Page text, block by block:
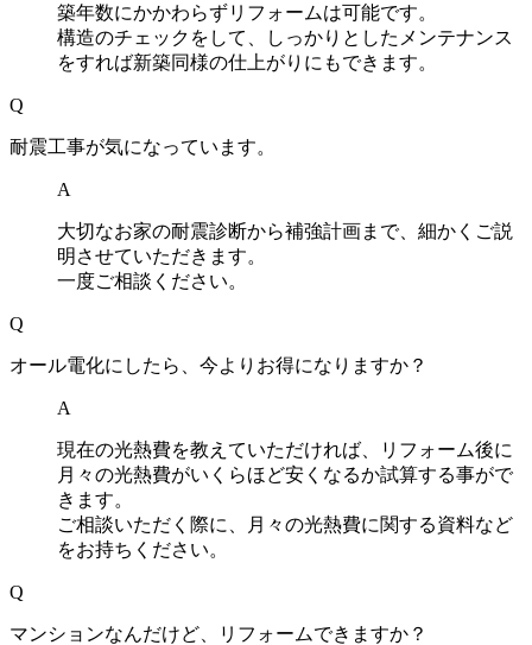
築年数にかかわらずリフォームは可能です。
構造のチェックをして、しっかりとしたメンテナンス
をすれば新築同様の仕上がりにもできます。
Q
耐震工事が気になっています。
A
大切なお家の耐震診断から補強計画まで、細かくご説
明させていただきます。
一度ご相談ください。
Q
オール電化にしたら、今よりお得になりますか？
A
現在の光熱費を教えていただければ、リフォーム後に
月々の光熱費がいくらほど安くなるか試算する事がで
きます。
ご相談いただく際に、月々の光熱費に関する資料など
をお持ちください。
Q
マンションなんだけど、リフォームできますか？